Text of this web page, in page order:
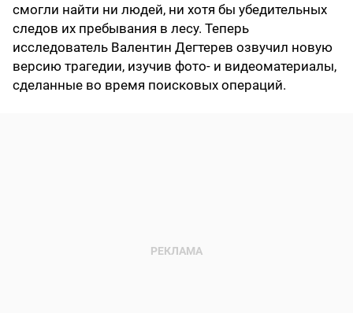
смогли найти ни людей, ни хотя бы убедительных
следов их пребывания в лесу. Теперь
исследователь Валентин Дегтерев озвучил новую
версию трагедии, изучив фото- и видеоматериалы,
сделанные во время поисковых операций.